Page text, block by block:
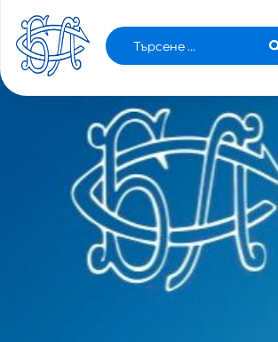
НЯМА ДА ИМА СУПЕРБОЛНИЦИ